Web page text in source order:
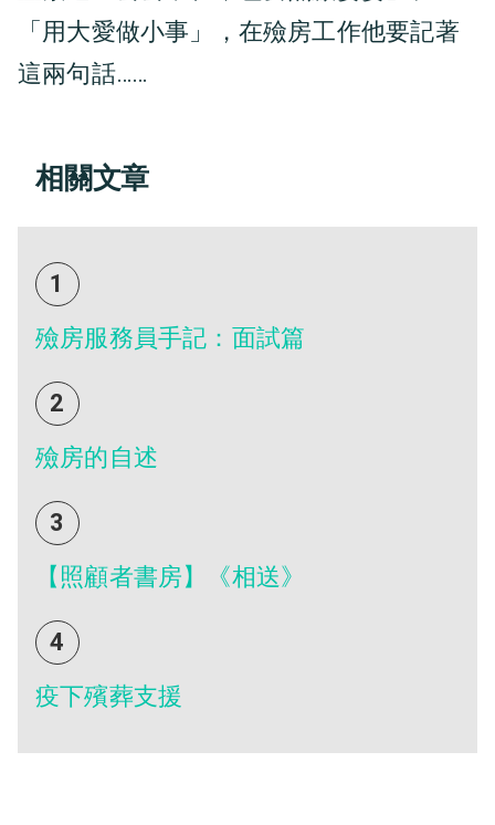
「用大愛做小事」，在殮房工作他要記著
這兩句話……
相關文章
1
殮房服務員手記：面試篇
2
殮房的自述
3
【照顧者書房】《相送》
4
疫下殯葬支援